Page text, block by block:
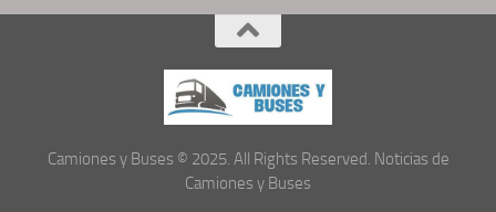
Camiones y Buses © 2025. All Rights Reserved. Noticias de
Camiones y Buses